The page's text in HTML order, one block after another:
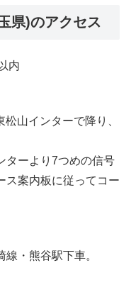
県)のアクセス
内
山インターで降り、
ターより7つめの信号
ス案内板に従ってコー
・熊谷駅下車。